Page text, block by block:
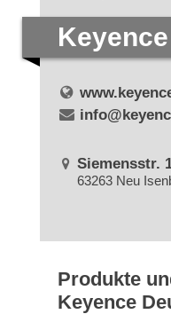
Siemensstr.
63263 Neu
Produkte
Keyence